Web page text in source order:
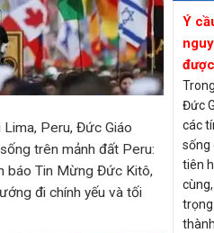
Peru, Đức Giáo
trên mảnh đất Peru:
báo Tin Mừng Đức Kitô,
đi chính yếu và tối
Ý
Đức
các
sống
tiên